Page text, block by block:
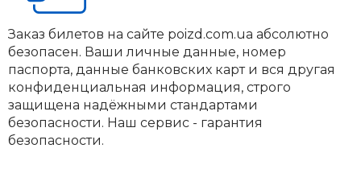
Заказ билетов на сайте poizd.com.ua абсолютно
безопасен. Ваши личные данные, номер
паспорта, данные банковских карт и вся другая
конфиденциальная информация, строго
защищена надёжными стандартами
безопасности. Наш сервис - гарантия
безопасности.